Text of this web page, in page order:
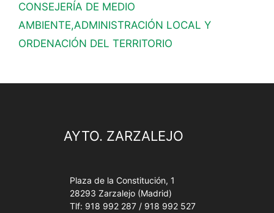
CONSEJERÍA DE MEDIO
AMBIENTE,ADMINISTRACIÓN LOCAL Y
ORDENACIÓN DEL TERRITORIO
AYTO. ZARZALEJO
Plaza de la Constitución, 1
28293 Zarzalejo (Madrid)
Tlf: 918 992 287 / 918 992 527